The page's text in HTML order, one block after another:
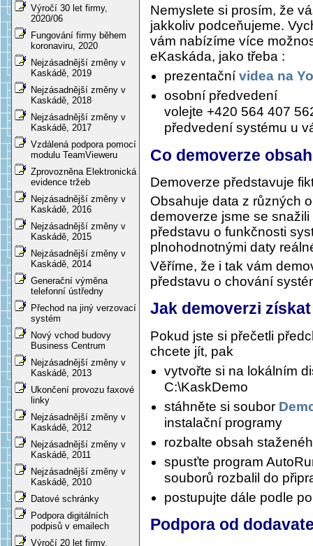
Výročí 30 let firmy,
2020/06
Fungování firmy během
koronaviru, 2020
Nejzásadnější změny v
Kaskádě, 2019
Nejzásadnější změny v
Kaskádě, 2018
Nejzásadnější změny v
Kaskádě, 2017
Vzdálená podpora pomocí
modulu TeamVieweru
Zprovozněna Elektronická
evidence tržeb
Nejzásadnější změny v
Kaskádě, 2016
Nejzásadnější změny v
Kaskádě, 2015
Nejzásadnější změny v
Kaskádě, 2014
Generační výměna
telefonní ústředny
Přechod na jiný verzovací
systém
Nový vchod budovy
Business Centrum
Nejzásadnější změny v
Kaskádě, 2013
Ukončení provozu faxové
linky
Nejzásadnější změny v
Kaskádě, 2012
Nejzásadnější změny v
Kaskádě, 2011
Nejzásadnější změny v
Kaskádě, 2010
Datové schránky
Podpora digitálních
podpisů v emailech
Výročí 20 let firmy,
Nemyslete si prosím, že
jakkoliv podceňujeme.
vám nabízíme více
eKaskáda, jako třeba :
prezentační videa na
osobní předvedení
volejte +420 564 407
předvedení systému u
Co demoverze
Demoverze představuje
Obsahuje data z různých
demoverze jsme se
představu o funkčnosti
plnohodnotnými daty
Věříme, že i tak vám
představu o chování
Jak demoverzi
Pokud jste si přečetli
chcete jít, pak
vytvořte si na lokálním
C:\KaskDemo
stáhněte si soubor
instalační programy
rozbalte obsah
spusťte program
souborů rozbalil do
postupujte dále podle
Podpora od